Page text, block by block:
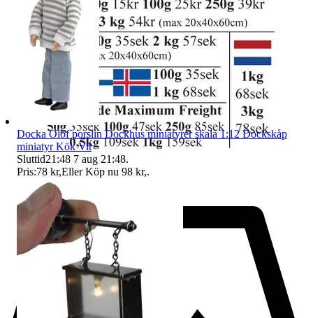
Docka Olof porslin Dockhus miniatyrer skala 1:12 Dockskåp
miniatyr Kök Vit
Sluttid21:48 7 aug 21:48.
Pris:78 kr,Eller Köp nu 98 kr,.